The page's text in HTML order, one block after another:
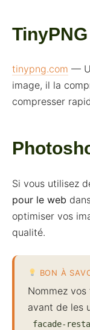
TinyPNG
tinypng.com —
image, il la
compresser
Si vous utilisez
pour le web
optimiser vos
qualité.
BON À
Nommez
avant de les
facade-